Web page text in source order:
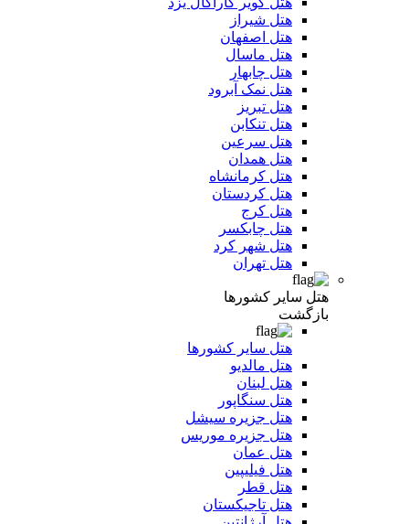
هتل شیراز
هتل اصفهان
هتل ماسال
هتل چابهار
هتل نمک آبرود
هتل تبریز
هتل تنکابن
هتل سرعین
هتل همدان
هتل کرمانشاه
هتل کردستان
هتل کرج
هتل چابکسر
هتل شهر کرد
هتل تهران
هتل سایر کشورها
بازگشت
هتل سایر کشورها
هتل مالدیو
هتل لبنان
هتل سنگاپور
هتل جزیره سیشل
هتل جزیره موریس
هتل عمان
هتل فیلیپین
هتل قطر
هتل تاجیکستان